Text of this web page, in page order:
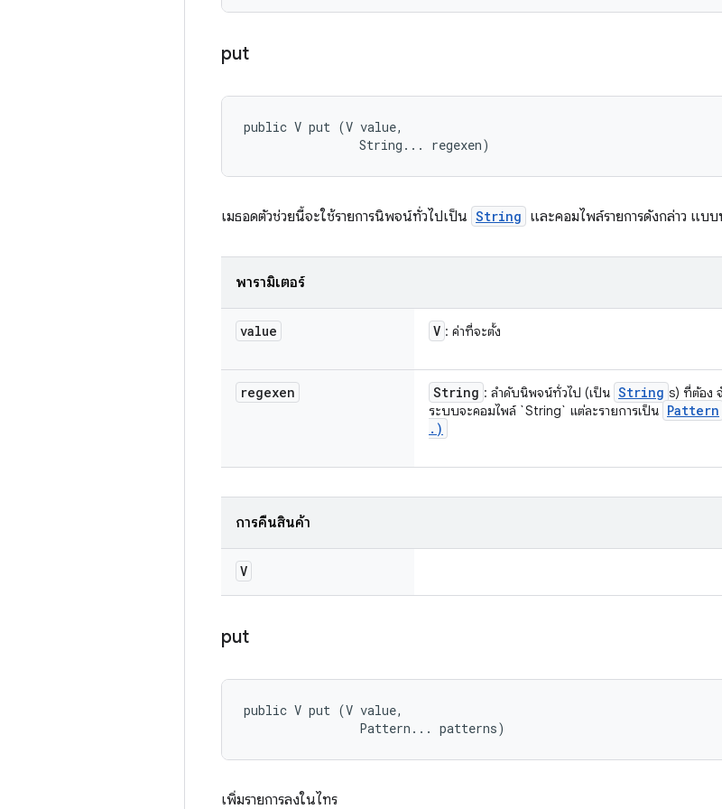
put
public V put (V value,
                String... regexen)
เมธอดตัวช่วยนี้จะใช้รายการนิพจน์ทั่วไปเป็น String และคอมไพล์รายการดังกล่าว แบ
พารามิเตอร์
value V : ค่าที่จะตั้ง
regexen String : ลำดับนิพจน์ทั่วไป (เป็น String s) ที่ต้อง
ระบบจะคอมไพล์ `String` แต่ละรายการเป็น Pattern
. )
การคืนสินค้า
V
put
public V put (V value,
                Pattern... patterns)
เพิ่มรายการลงในไทร